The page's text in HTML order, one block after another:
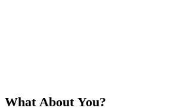
What About You?